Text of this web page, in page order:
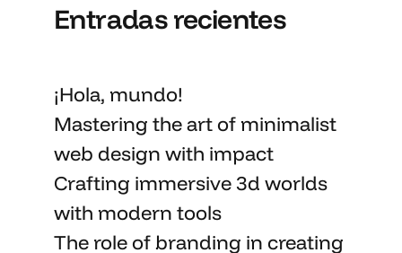
Entradas recientes
¡Hola, mundo!
Mastering the artof minimalist
web design with impact
Crafting immersive 3d worlds
with modern tools
The role of branding in creating